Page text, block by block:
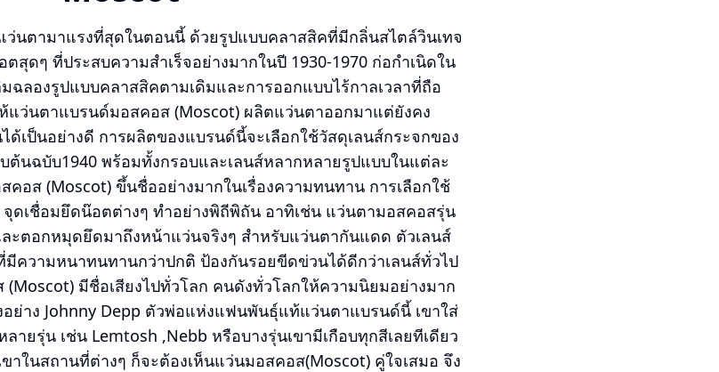
ว่นตามาแรงที่สุดในตอนนี้ ด้วยรูปแบบคลาสสิคที่มีกลิ่นสไตล์วินเทจ
สุดๆ ที่ประสบความสำเร็จอย่างมากในปี 1930-1970 ก่อกำเนิดใน
มฉลองรูปแบบคลาสสิคตามเดิมและการออกแบบไร้กาลเวลาที่ถือ
แว่นตาแบรนด์มอสคอส (Moscot) ผลิตแว่นตาออกมาแต่ยังคง
เป็นอย่างดี การผลิตของแบรนด์นี้จะเลือกใช้วัสดุเลนส์กระจกของ
ต้นฉบับ1940 พร้อมทั้งกรอบและเลนส์หลากหลายรูปแบบในแต่ละ
อส (Moscot) ขึ้นชื่ออย่างมากในเรื่องความทนทาน การเลือกใช้
ดเชื่อมยึดน๊อตต่างๆ ทำอย่างพิถีพิถัน อาทิเช่น แว่นตามอสคอสรุ่น
ะตอกหมุดยึดมาถึงหน้าแว่นจริงๆ สำหรับแว่นตากันแดด ตัวเลนส์
ความหนาทนทานกว่าปกติ ป้องกันรอยขีดข่วนได้ดีกว่าเลนส์ทั่วไป
มีชื่อเสียงไปทั่วโลก คนดังทั่วโลกให้ความนิยมอย่างมาก
ย่าง Johnny Depp ตัวพ่อแห่งแฟนพันธุ์แท้แว่นตาแบรนด์นี้ เขาใส่
ายรุ่น เช่น Lemtosh ,Nebb หรือบางรุ่นเขามีเกือบทุกสีเลยทีเดียว
าในสถานที่ต่างๆ ก็จะต้องเห็นแว่นมอสคอส(Moscot) คู่ใจเสมอ จึง